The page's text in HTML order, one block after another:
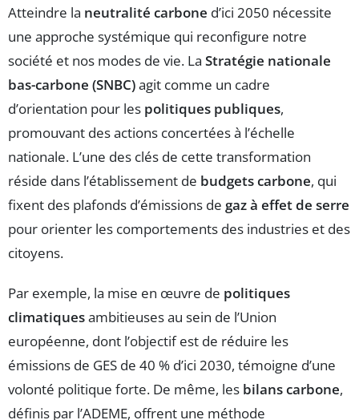
Atteindre la neutralité carbone d’ici 2050 nécessite
une approche systémique qui reconfigure notre
société et nos modes de vie. La Stratégie nationale
bas-carbone (SNBC)agit comme un cadre
d’orientation pour les politiques publiques,
promouvant des actions concertées à l’échelle
nationale. L’une des clés de cette transformation
réside dans l’établissement de budgets carbone, qui
fixent des plafonds d’émissions de gaz à effet de serre
pour orienter les comportements des industries et des
citoyens.
Par exemple, la mise en œuvre de politiques
climatiquesambitieuses au sein de l’Union
européenne, dont l’objectif est de réduire les
émissions de GES de 40 % d’ici 2030, témoigne d’une
volonté politique forte. De même, les bilans carbone,
définis par l’ADEME, offrent une méthode